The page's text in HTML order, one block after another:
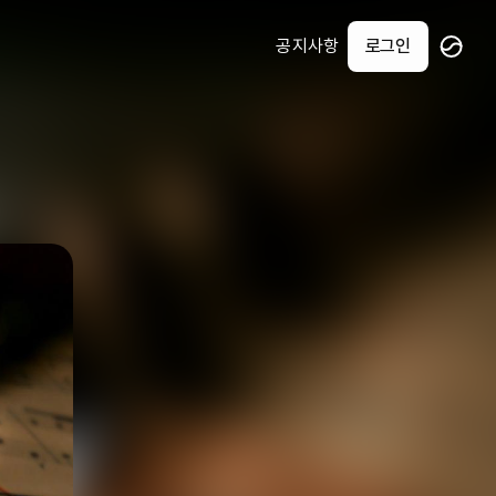
공지사항 로그인